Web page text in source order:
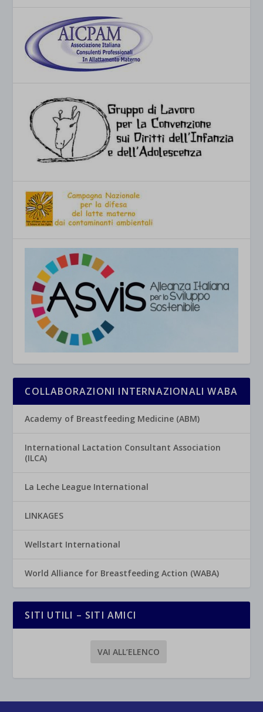
COLLABORAZIONI INTERNAZIONALI WABA
Academy of Breastfeeding Medicine (ABM)
International Lactation Consultant Association
(ILCA)
La Leche League International
LINKAGES
Wellstart International
World Alliance for Breastfeeding Action (WABA)
SITI UTILI – SITI AMICI
VAI ALL’ELENCO